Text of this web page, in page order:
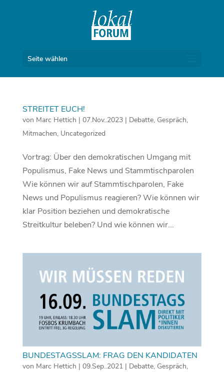
Seite wählen
STREITET EUCH!
von Marc Hettich | 07.Nov..2023| Debatte, Gespräch,
Mitmachen, Uncategorized
Vortrag: Über den demokratischen Umgang mit
Populismus, Fake News und Stammtischparolen
Wie können wir auf Stammtischparolen, Fake
News und Populismus reagieren? Wie können wir
klar Position beziehen und demokratische
Streitkultur beleben? Und wie können wir...
BUNDESTAGSSLAM: FRAG DEN KANDIDATEN
von Marc Hettich | 09.Sep..2021| Debatte, Gespräch,